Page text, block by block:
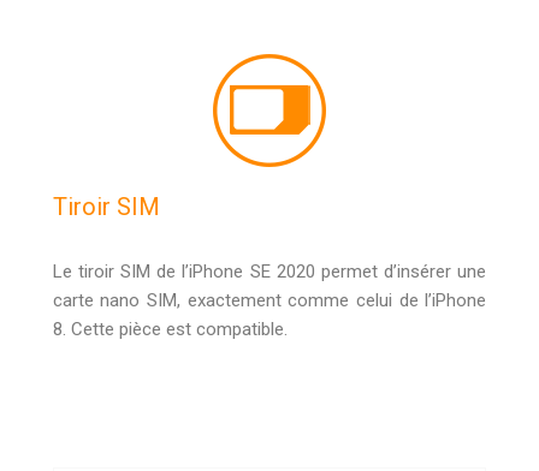
Tiroir SIM
Le tiroir SIM de l’iPhone SE 2020 permet d’insérer une
carte nano SIM, exactement comme celui de l’iPhone
8. Cette pièce est compatible.